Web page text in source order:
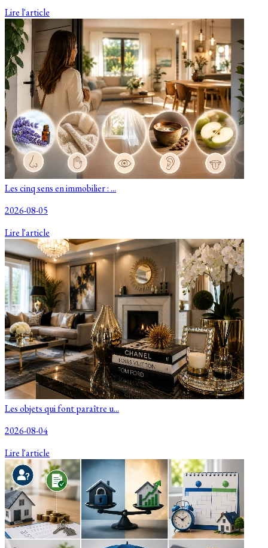
Lire l'article
Les cinq sens en immobilier : ...
2026-08-05
Lire l'article
Les objets qui font paraître u...
2026-08-04
Lire l'article